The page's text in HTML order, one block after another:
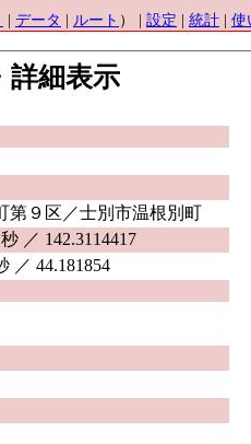
データ ルート ） | 設定 統計 使
詳細表示
第９区／士別市温根別町
／ 142.3114417
／ 44.181854